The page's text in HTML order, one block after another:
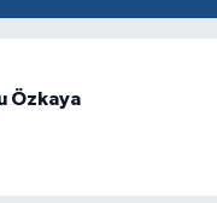
Özkaya